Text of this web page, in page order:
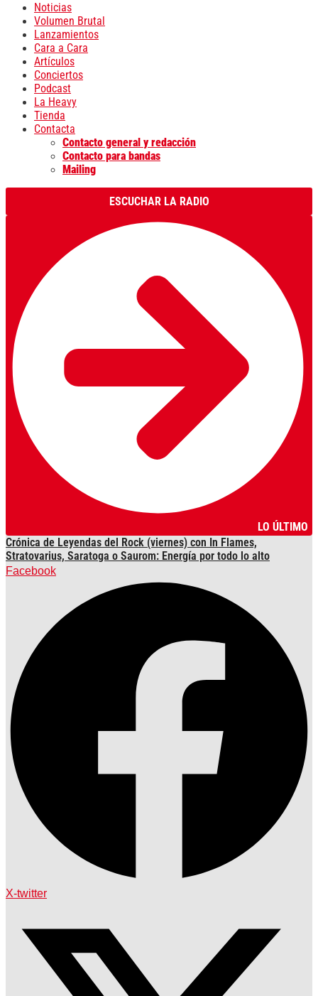
Noticias
Volumen Brutal
Lanzamientos
Cara a Cara
Artículos
Conciertos
Podcast
La Heavy
Tienda
Contacta
Contacto general y redacción
Contacto para bandas
Mailing
ESCUCHAR LA RADIO
LO ÚLTIMO
Crónica de Leyendas del Rock (viernes) con In Flames,
Stratovarius, Saratoga o Saurom: Energía por todo lo alto
Facebook
X-twitter